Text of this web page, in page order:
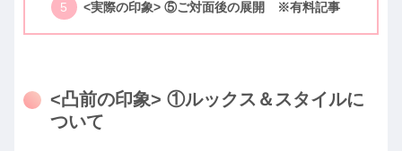
<実際の印象> ⑤ご対面後の展開 ※有料記事
<凸前の印象> ①ルックス＆スタイルに
ついて